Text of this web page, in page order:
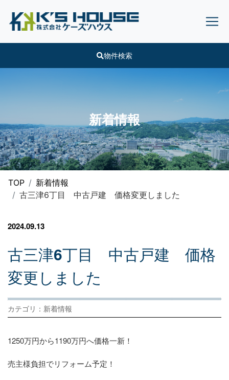
物件検索
新着情報
TOP
新着情報
古三津6丁目 中古戸建 価格変更しました
2024.09.13
古三津6丁目 中古戸建 価格
変更し ま した
カテゴリ：新着情報
1250万円から1190万円へ価格一新！
売主様負担でリフォーム予定！